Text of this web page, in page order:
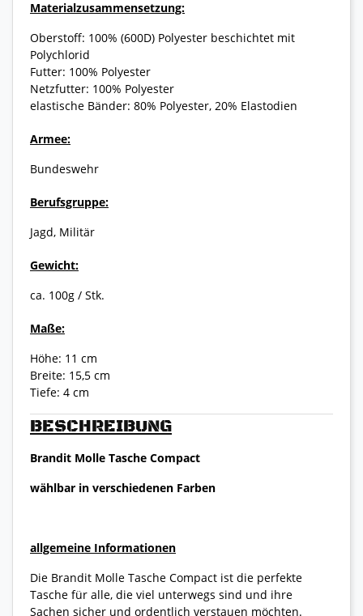
BESCHREIBUNG
Brandit Molle Tasche Compact
wählbar in verschiedenen Farben
allgemeine Informationen
Die Brandit Molle Tasche Compact ist die perfekte
Tasche für alle, die viel unterwegs sind und ihre
Sachen sicher und ordentlich verstauen möchten.
Materialzusammensetzung:
Oberstoff: 100% (600D) Polyester beschichtet mit
Polychlorid
Futter: 100% Polyester
Netzfutter: 100% Polyester
elastische Bänder: 80% Polyester, 20% Elastodien
Armee:
Bundeswehr
Berufsgruppe:
Jagd, Militär
Gewicht:
ca. 100g / Stk.
Maße:
Höhe: 11 cm
Breite: 15,5 cm
Tiefe: 4 cm